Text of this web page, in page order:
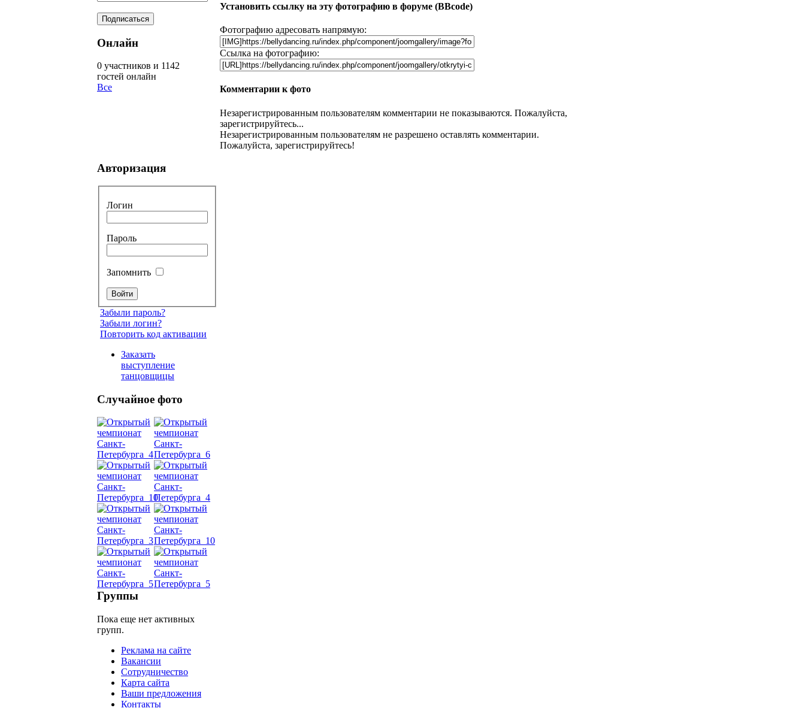
Установить ссылку на эту фотографию в форуме (BBcode)
Фотографию адресовать напрямую:
Ссылка на фотографию:
Комментарии к фото
Незарегистрированным пользователям комментарии не показываются. Пожалуйста,
зарегистрируйтесь...
Незарегистрированным пользователям не разрешено оставлять комментарии.
Пожалуйста, зарегистрируйтесь!
Онлайн
0 участников и 1142
гостей онлайн
Все
Авторизация
Логин
Пароль
Запомнить
Забыли пароль?
Забыли логин?
Повторить код активации
Заказать
выступление
танцовщицы
Случайное фото
уроки
Группы
Пока еще нет активных
групп.
Реклама на сайте
Вакансии
Сотрудничество
Карта сайта
Ваши предложения
Контакты